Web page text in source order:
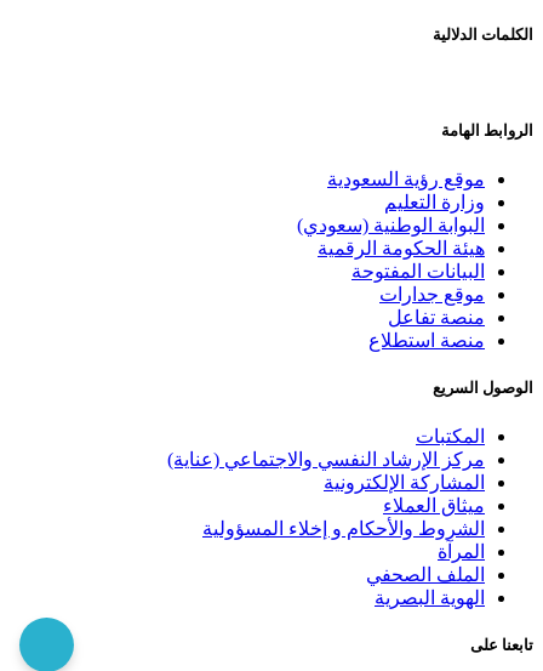
الكلمات الدلالية
الروابط الهامة
موقع رؤية السعودية
وزارة التعليم
البوابة الوطنية (سعودي)
هيئة الحكومة الرقمية
البيانات المفتوحة
موقع جدارات
منصة تفاعل
منصة استطلاع
الوصول السريع
المكتبات
مركز الإرشاد النفسي والاجتماعي (عناية)
المشاركة الإلكترونية
ميثاق العملاء
الشروط والأحكام و إخلاء المسؤولية
المرآة
الملف الصحفي
الهوية البصرية
تابعنا على